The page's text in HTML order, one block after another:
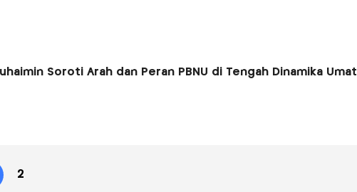
Soroti Arah dan Peran PBNU di Tengah Dinamika Umat
2